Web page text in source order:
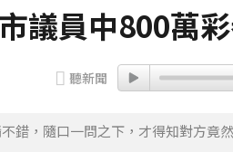
議員中800萬彩
聽新聞
錯，隨口一問之下，才得知對方竟